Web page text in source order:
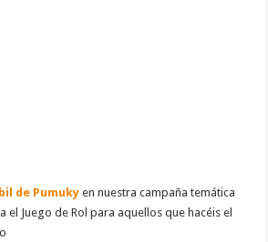
de Pumuky en nuestra campaña temática
el Juego de Rol para aquellos que hacéis el